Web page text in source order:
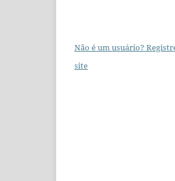
Não é um usuário?
site